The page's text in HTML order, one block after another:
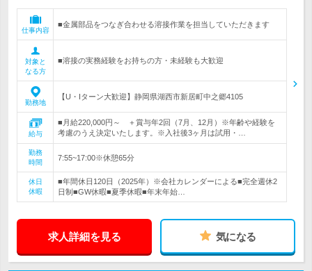
仕事内容
■金属部品をつなぎ合わせる溶接作業を担当していただきます
対象と
なる方
■溶接の実務経験をお持ちの方・未経験も大歓迎
勤務地
【U・Iターン大歓迎】静岡県湖西市新居町中之郷4105
給与
■月給220,000円～ ＋賞与年2回（7月、12月）※年齢や経験を
考慮のうえ決定いたします。※入社後3ヶ月は試用・…
勤務
時間
7:55~17:00※休憩65分
休日
休暇
■年間休日120日（2025年）※会社カレンダーによる■完全週休2
日制■GW休暇■夏季休暇■年末年始…
求人詳細を見る 気になる